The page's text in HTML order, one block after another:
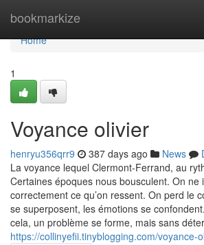
bookmarkize
Home
Home
1
Voyance olivier
henryu356qrr9 387 days ago News
La voyance lequel Clermont-Ferrand, au
Certaines époques nous bousculent. On ne
correctement ce qu’on ressent. On perd le
se superposent, les émotions se
cela, un problème se forme, mais sans
https://collinyefii.tinyblogging.com/voyance-